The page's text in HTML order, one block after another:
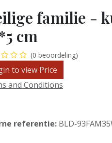
familie -
cm
(0 beoordeling)
to view Price
and Conditions
referentie: BLD-